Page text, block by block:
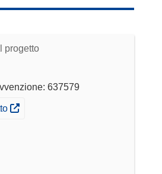
progetto
637579
finestra)